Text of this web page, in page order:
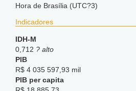
Hora de Brasília (UTC?3)
Indicadores
IDH-M
0,712 ? alto
PIB
R$ 4 035 597,93 mil
PIB per capita